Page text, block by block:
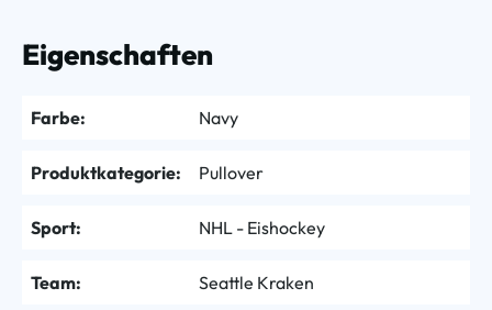
Eigenschaften
Farbe: Navy
Produktkategorie: Pullover
Sport: NHL - Eishockey
Team: Seattle Kraken